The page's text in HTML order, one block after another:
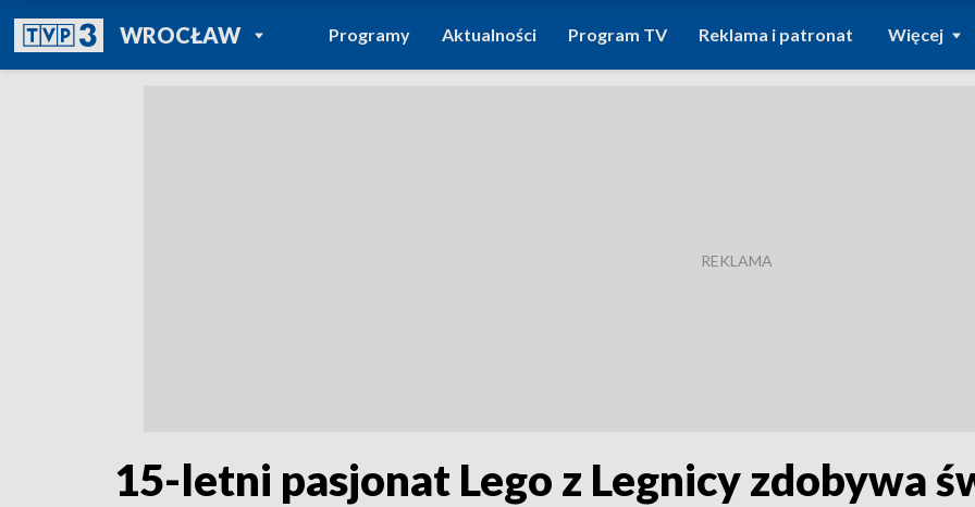
WROCŁAWPOWRÓT DO
TVP REGIONY
Programy Aktualności Program TV Reklama i patronat Więcej
15-letni pasjonat Lego z Legnicy zdobywa